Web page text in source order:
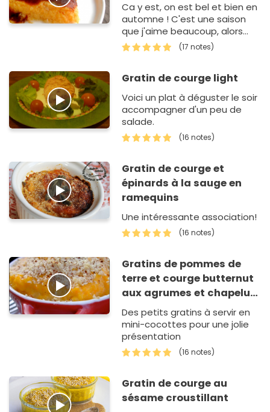
Ca y est, on est bel et bien en
automne ! C'est une saison
que j'aime beaucoup, alors
pour l'accueillir comme il se
doit, voici un délicieux gratin
(17 notes)
Gratin de courge light
Voici un plat à déguster le soir
accompagner d'un peu de
salade.
(16 notes)
Gratin de courge et
épinards à la sauge en
ramequins
Une intéressante association!
(16 notes)
Gratins de pommes de
terre et courge butternut
aux agrumes et chapelure
de noisettes
Des petits gratins à servir en
mini-cocottes pour une jolie
présentation
(16 notes)
Gratin de courge au
sésame croustillant